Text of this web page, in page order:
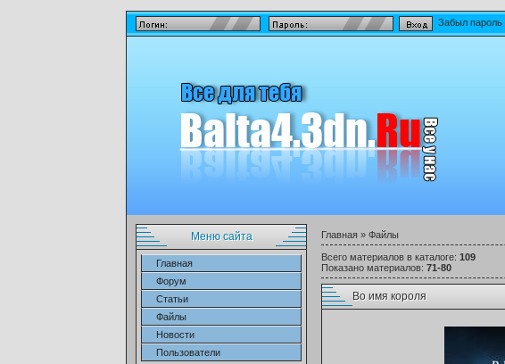
Забыл пароль
Меню сайта
Главная
Форум
Статьи
Файлы
Новости
Пользователи
Главная » Файлы
Всего материалов в каталоге: 109
Показано материалов: 71-80
Во имя короля